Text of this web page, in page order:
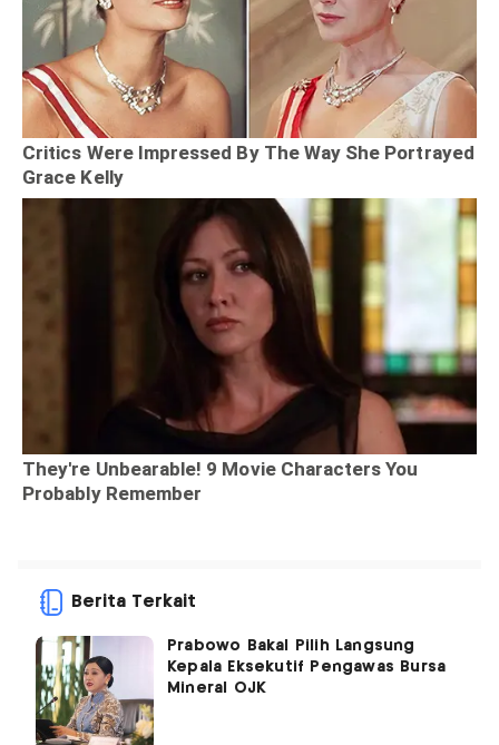
Berita Terkait
Prabowo Bakal Pilih Langsung
Kepala Eksekutif Pengawas Bursa
Mineral OJK